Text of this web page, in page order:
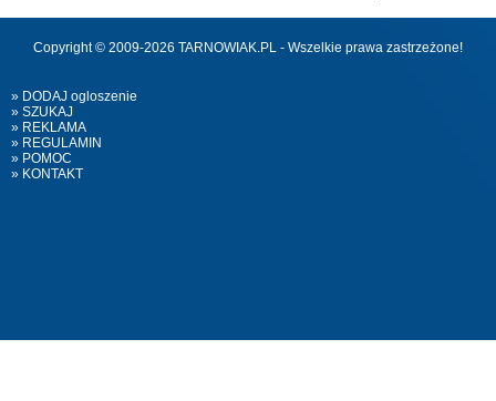
Copyright © 2009-2026 TARNOWIAK.PL - Wszelkie prawa zastrzeżone!
» DODAJ ogloszenie
» SZUKAJ
» REKLAMA
» REGULAMIN
» POMOC
» KONTAKT